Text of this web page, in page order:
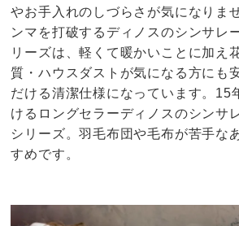
やお手入れのしづらさが気になりま
ンマを打破するディノスのシンサレ
リーズは、軽くて暖かいことに加え
質・ハウスダストが気になる方にも
だける清潔仕様になっています。15
けるロングセラーディノスのシンサ
シリーズ。羽毛布団や毛布が苦手な
すめです。